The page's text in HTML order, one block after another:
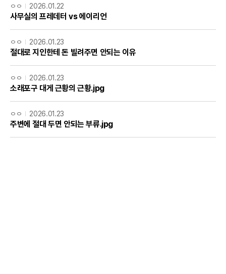
ㅇㅇ 2026.01.22
사무실의 프레데터 vs 에이리언
ㅇㅇ 2026.01.23
절대로 지인한테 돈 빌려주면 안되는 이유
ㅇㅇ 2026.01.23
소래포구 대게 근황의 근황.jpg
ㅇㅇ 2026.01.23
주변에 절대 두면 안되는 부류.jpg